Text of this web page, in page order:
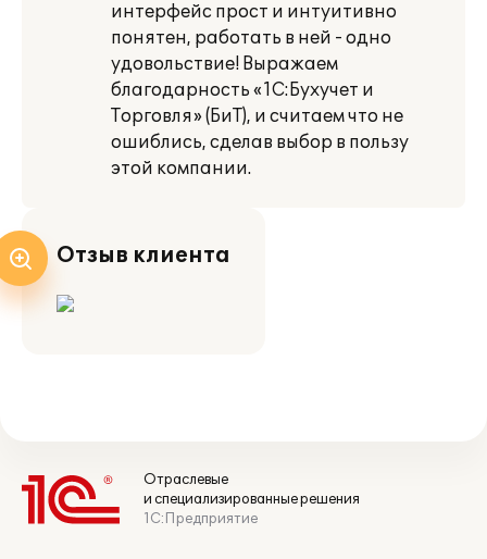
интерфейс прост и интуитивно
понятен, работать в ней - одно
удовольствие! Выражаем
благодарность «1С:Бухучет и
Торговля» (БиТ), и считаем что не
ошиблись, сделав выбор в пользу
этой компании.
Отзыв клиента
Отраслевые
и специализированные решения
1С:Предприятие